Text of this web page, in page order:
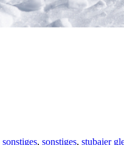
sonstiges, sonstiges, stubaier